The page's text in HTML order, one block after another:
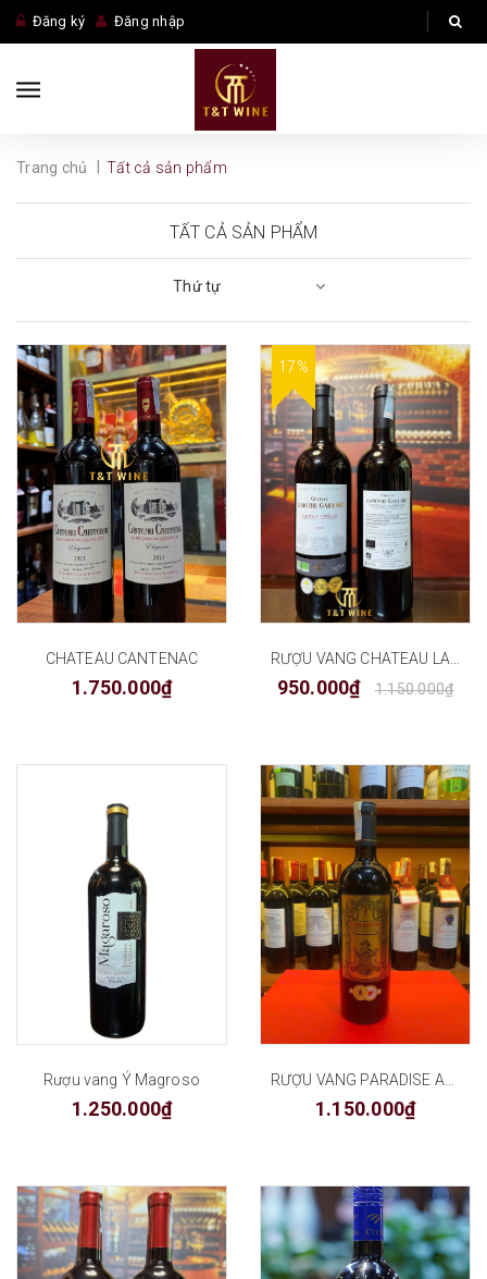
Đăng ký Đăng nhập
Trang chủ Tất cả sản phẩm
TẤT CẢ SẢN PHẨM
Thứ tự
CHATEAU CANTENAC
1.750.000₫
17%
RƯỢU VANG CHATEAU LAMOTHE-GAILLARD
950.000₫ 1.150.000₫
Rượu vang Ý Magroso
1.250.000₫ 1.150.000₫